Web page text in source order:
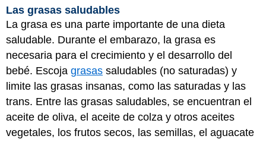
Las grasas saludables
La grasa es una parte importante de una dieta
saludable. Durante el embarazo, la grasa es
necesaria para el crecimiento y el desarrollo del
bebé. Escoja grasas saludables (no saturadas) y
limite las grasas insanas, como las saturadas y las
trans. Entre las grasas saludables, se encuentran el
aceite de oliva, el aceite de colza y otros aceites
vegetales, los frutos secos, las semillas, el aguacate